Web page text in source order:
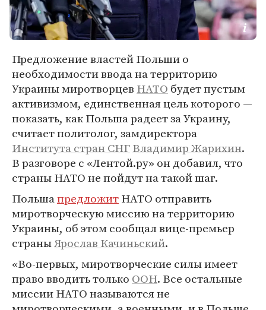
Предложение властей Польши о
необходимости ввода на территорию
Украины миротворцев НАТО будет пустым
активизмом, единственная цель которого —
показать, как Польша радеет за Украину,
считает политолог, замдиректора
Института стран СНГВладимир Жарихин.
В разговоре с «Лентой.ру» он добавил, что
страны НАТО не пойдут на такой шаг.
ПольшапредложитНАТО отправить
миротворческую миссию на территорию
Украины, об этом сообщал вице-премьер
страныЯрослав Качиньский.
«Во-первых, миротворческие силы имеет
право вводить только ООН. Все остальные
миссии НАТО называются не